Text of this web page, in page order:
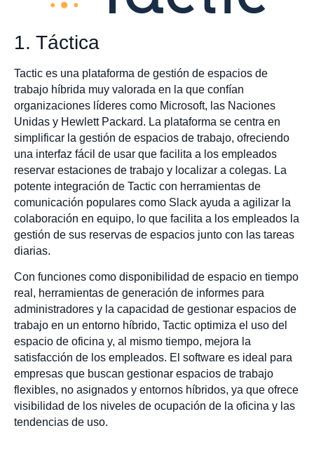
1. Táctica
Tactic es una plataforma de gestión de espacios de
trabajo híbrida muy valorada en la que confían
organizaciones líderes como Microsoft, las Naciones
Unidas y Hewlett Packard. La plataforma se centra en
simplificar la gestión de espacios de trabajo, ofreciendo
una interfaz fácil de usar que facilita a los empleados
reservar estaciones de trabajo y localizar a colegas. La
potente integración de Tactic con herramientas de
comunicación populares como Slack ayuda a agilizar la
colaboración en equipo, lo que facilita a los empleados la
gestión de sus reservas de espacios junto con las tareas
diarias.
Con funciones como disponibilidad de espacio en tiempo
real, herramientas de generación de informes para
administradores y la capacidad de gestionar espacios de
trabajo en un entorno híbrido, Tactic optimiza el uso del
espacio de oficina y, al mismo tiempo, mejora la
satisfacción de los empleados. El software es ideal para
empresas que buscan gestionar espacios de trabajo
flexibles, no asignados y entornos híbridos, ya que ofrece
visibilidad de los niveles de ocupación de la oficina y las
tendencias de uso.